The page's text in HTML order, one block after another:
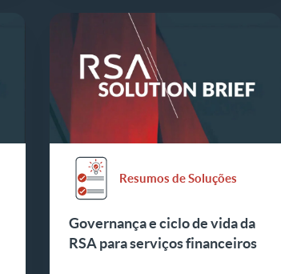
Resumos de Soluções
Governança e ciclo de vida da
RSA para serviços financeiros